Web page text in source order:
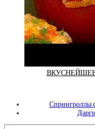
ВКУСНЕЙШЕЕ
Спрингроллы